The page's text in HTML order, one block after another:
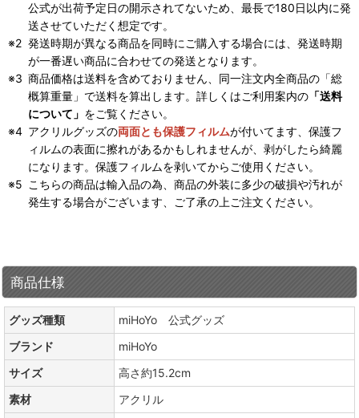
公式が出荷予定日の開示されてないため、最長で180日以内に発
送させていただく想定です。
発送時期が異なる商品を同時にご購入する場合には、発送時期
が一番遅い商品に合わせての発送となります。
商品価格は送料を含めておりません、同一注文内全商品の「総
概算重量」で送料を算出します。詳しくはご利用案内の 「送料
について」 をご覧ください。
アクリルグッズの両面とも保護フィルムが付いてます、保護フ
ィルムの表面に擦れがあるかもしれませんが、剥がしたら綺麗
になります。保護フィルムを剥いてからご使用ください。
こちらの商品は輸入品の為、商品の外装に多少の破損や汚れが
発生する場合がございます、ご了承の上ご注文ください。
商品仕様
グッズ種類
miHoYo 公式グッズ
ブランド
miHoYo
サイズ
高さ約15.2cm
素材
アクリル